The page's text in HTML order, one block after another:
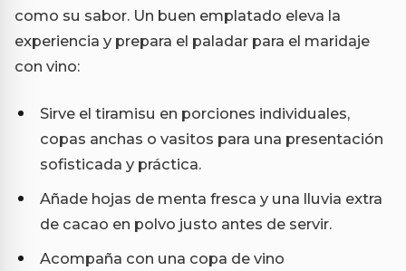
como su sabor. Un buen emplatado eleva la
experiencia y prepara el paladar para el maridaje
con vino:
Sirve el tiramisu en porciones individuales,
copas anchas o vasitos para una presentación
sofisticada y práctica.
Añade hojas de menta fresca y una lluvia extra
de cacao en polvo justo antes de servir.
Acompaña con una copa de vino